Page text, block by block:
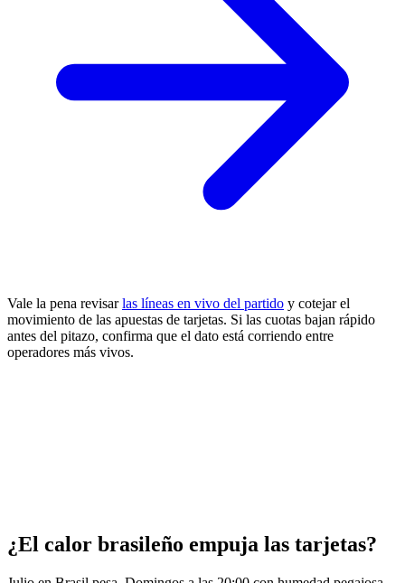
Vale la pena revisarlas líneas en vivo del partido y cotejar el
movimiento de las apuestas de tarjetas. Si las cuotas bajan rápido
antes del pitazo, confirma que el dato está corriendo entre
operadores más vivos.
¿El calor brasileño empuja las tarjetas?